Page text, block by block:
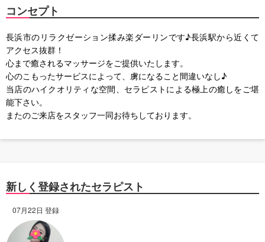
コンセプト
長浜市のリラクゼーション揉み楽ダーリンです♪長浜駅から近くて
アクセス抜群！
心まで癒されるマッサージをご提供いたします。
心のこもったサービスによって、虜になること間違いなし♪
当店のハイクオリティな空間、セラピストによる極上の癒しをご堪
能下さい。
またのご来店をスタッフ一同お待ちしております。
新しく登録されたセラピスト
07月22日 登録